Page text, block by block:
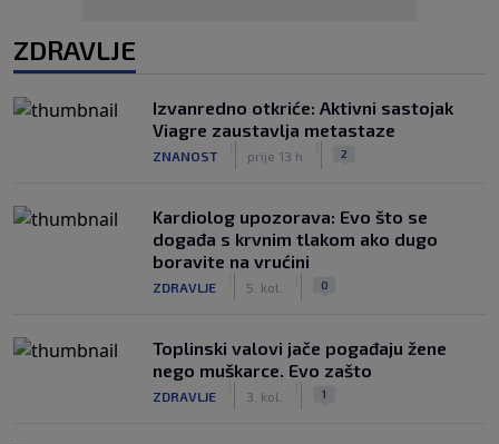
ZDRAVLJE
Izvanredno otkriće: Aktivni sastojak
Viagre zaustavlja metastaze
ZNANOST prije 13 h 2
Kardiolog upozorava: Evo što se
događa s krvnim tlakom ako dugo
boravite na vrućini
ZDRAVLJE 5. kol. 0
Toplinski valovi jače pogađaju žene
nego muškarce. Evo zašto
ZDRAVLJE 3. kol. 1